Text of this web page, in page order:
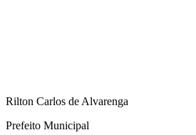
Rilton Carlos de Alvarenga
Prefeito Municipal